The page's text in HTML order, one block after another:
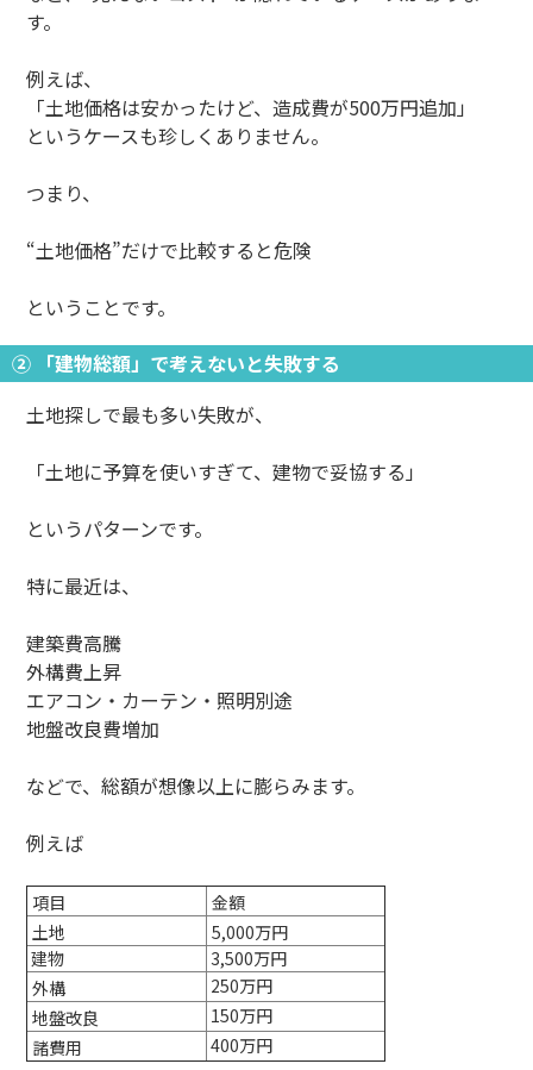
す。
例えば、
「土地価格は安かったけど、造成費が500万円追加」
というケースも珍しくありません。
つまり、
“土地価格”だけで比較すると危険
ということです。
② 「建物総額」で考えないと失敗する
土地探しで最も多い失敗が、
「土地に予算を使いすぎて、建物で妥協する」
というパターンです。
特に最近は、
建築費高騰
外構費上昇
エアコン・カーテン・照明別途
地盤改良費増加
などで、総額が想像以上に膨らみます。
例えば
項目
金額
土地
5,000万円
建物
3,500万円
外構
250万円
地盤改良
150万円
諸費用
400万円